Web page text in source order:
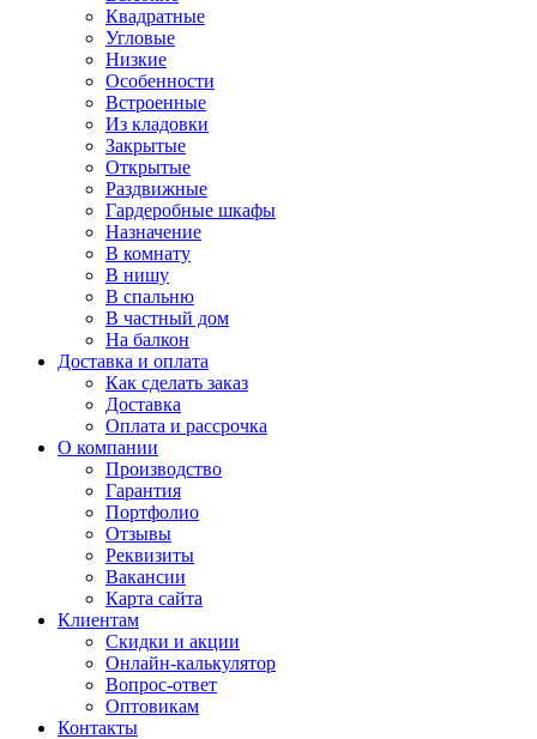
Квадратные
Угловые
Низкие
Особенности
Встроенные
Из кладовки
Закрытые
Открытые
Раздвижные
Гардеробные шкафы
Назначение
В комнату
В нишу
В спальню
В частный дом
На балкон
Доставка и оплата
Как сделать заказ
Доставка
Оплата и рассрочка
О компании
Производство
Гарантия
Портфолио
Отзывы
Реквизиты
Вакансии
Карта сайта
Клиентам
Скидки и акции
Онлайн-калькулятор
Вопрос-ответ
Оптовикам
Контакты